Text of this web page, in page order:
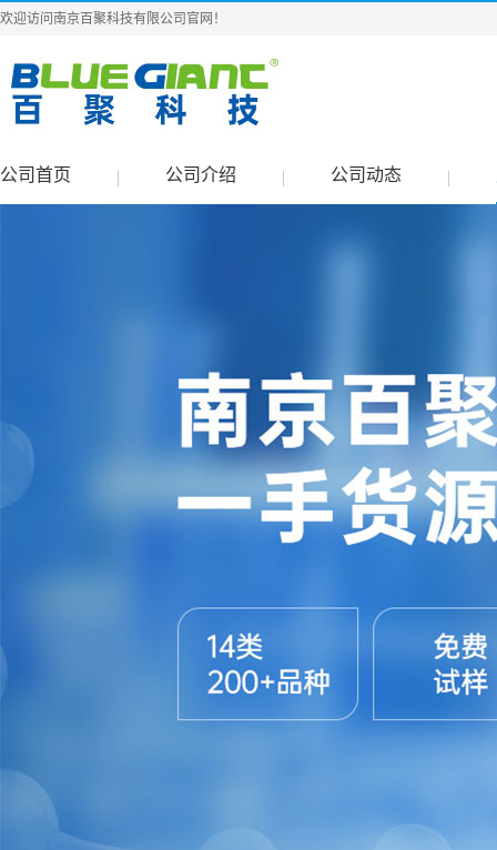
欢迎访问南京百聚科技有限公司官网！
公司首页 公司介绍 公司动态